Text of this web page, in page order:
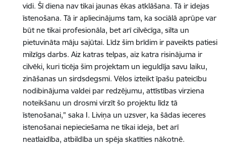
vidi. Šī diena nav tikai jaunas ēkas atklāšana. Tā ir idejas
īstenošana. Tā ir apliecinājums tam, ka sociālā aprūpe var
būt ne tikai profesionāla, bet arī cilvēcīga, silta un
pietuvināta māju sajūtai. Līdz šim brīdim ir paveikts patiesi
milzīgs darbs. Aiz katras telpas, aiz katra risinājuma ir
cilvēki, kuri ticēja šim projektam un ieguldīja savu laiku,
zināšanas un sirdsdegsmi. Vēlos izteikt īpašu pateicību
nodibinājuma valdei par redzējumu, attīstības virziena
noteikšanu un drosmi virzīt šo projektu līdz tā
īstenošanai," saka I. Liviņa un uzsver, ka šādas ieceres
istenošanai nepieciešama ne tikai ideja, bet arī
neatlaidība, atbildība un spēja skatīties nākotnē.